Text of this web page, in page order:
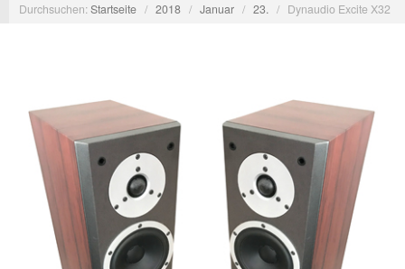
Durchsuchen:Startseite / 2018 / Januar / 23. / Dynaudio Excite X32